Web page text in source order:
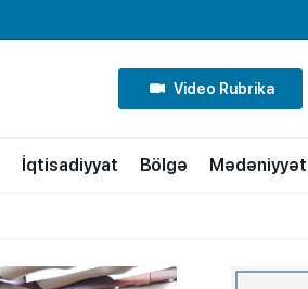
Video Rubrika
İqtisadiyyat Bölgə Mədəniyyət